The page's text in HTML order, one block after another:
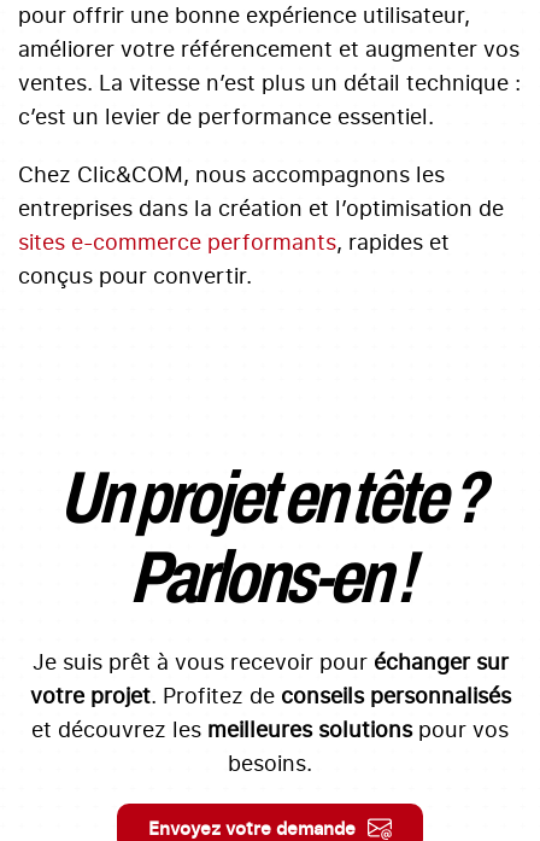
pour offrir une bonne expérience utilisateur,
améliorer votre référencement et augmenter vos
ventes. La vitesse n’est plus un détail technique :
c’est un levier de performance essentiel.
Chez Clic&COM, nous accompagnons les
entreprises dans la création et l’optimisation de
sites e-commerce performants, rapides et
conçus pour convertir.
Un projet en tête ?
Parlons-en !
Je suis prêt à vous recevoir pour échanger sur
votre projet. Profitez de conseils personnalisés
et découvrez les meilleures solutionspour vos
besoins.
Envoyez votre demande